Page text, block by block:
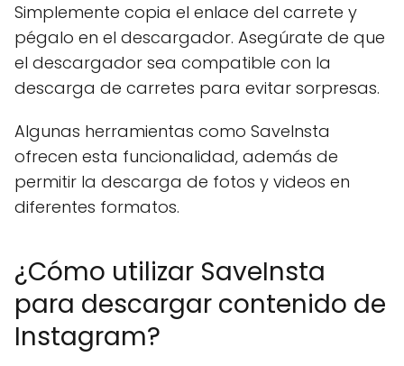
Simplemente copia el enlace del carrete y
pégalo en el descargador. Asegúrate de que
el descargador sea compatible con la
descarga de carretes para evitar sorpresas.
Algunas herramientas como SaveInsta
ofrecen esta funcionalidad, además de
permitir la descarga de fotos y videos en
diferentes formatos.
¿Cómo utilizar SaveInsta
para descargar contenido de
Instagram?